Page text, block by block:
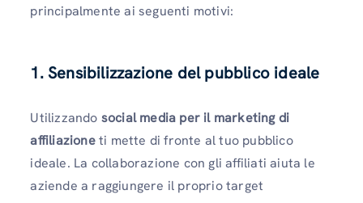
principalmente ai seguenti motivi:
1. Sensibilizzazione del pubblico ideale
Utilizzando social media per il marketing di
affiliazioneti mette di fronte al tuo pubblico
ideale. La collaborazione con gli affiliati aiuta le
aziende a raggiungere il proprio target